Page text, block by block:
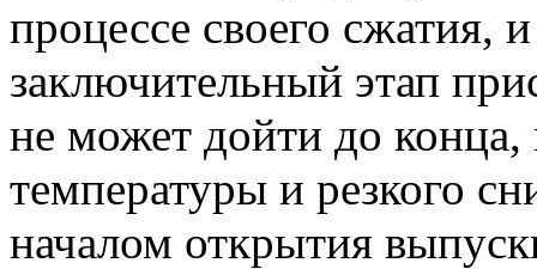
процессе своего сжатия,
заключительный этап
не может дойти до
температуры и резкого
началом открытия